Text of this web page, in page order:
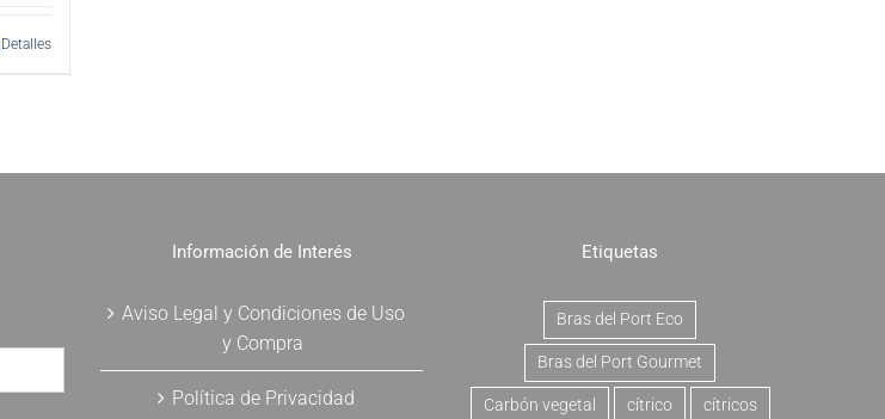
Detalles
Información de Interés
Aviso Legal y Condiciones de Uso
y Compra
Política de Privacidad
Etiquetas
Bras del Port Eco
Bras del Port Gourmet
Carbón vegetal cítrico cítricos